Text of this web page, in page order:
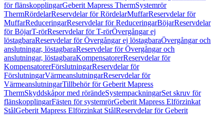
för flänskopplingarGeberit Mapress ThermSystemrör
ThermRördelarReservdelar för RördelarMuffarReservdelar för
MuffarReduceringarReservdelar för ReduceringarBöjarReservdelar
för BöjarT-rörReservdelar för T-rörÖvergångar ej
löstagbaraReservdelar för Övergångar ej löstagbaraÖvergångar och
anslutningar, löstagbaraReservdelar för Övergångar och
anslutningar, löstagbaraKompensatorerReservdelar för
KompensatorerFörslutningarReservdelar för
FörslutningarVärmeanslutningarReservdelar för
VärmeanslutningarTillbehör för Geberit Mapress
ThermSkyddskåpor med rörändeSystempackningarSet skruv för
flänskopplingarFästen för systemrörGeberit Mapress Elförzinkat
StålGeberit Mapress Elförzinkat StålReservdelar för Geberit